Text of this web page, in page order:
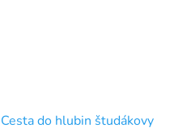
Cesta do hlubin študákovy